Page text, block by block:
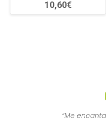
10,60€
“Me